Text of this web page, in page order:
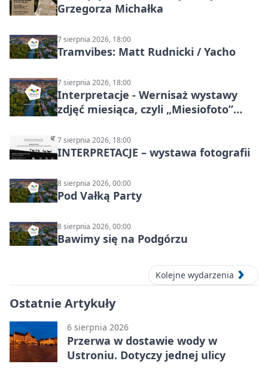
Grzegorza Michałka
7 sierpnia 2026, 18:00
Tramvibes: Matt Rudnicki / Yacho
7 sierpnia 2026, 18:00
Interpretacje - Wernisaż wystawy
zdjęć miesiąca, czyli „Miesiofoto”
Fotograficznego
7 sierpnia 2026, 18:00
INTERPRETACJE – wystawa fotografii
8 sierpnia 2026, 00:00
Pod Vałką Party
8 sierpnia 2026, 00:00
Bawimy się na Podgórzu
Kolejne wydarzenia
Ostatnie Artykuły
6 sierpnia 2026
Przerwa w dostawie wody w
Ustroniu. Dotyczy jednej ulicy